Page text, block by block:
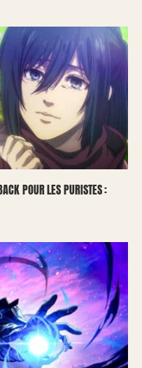
POUR LES PURISTES :